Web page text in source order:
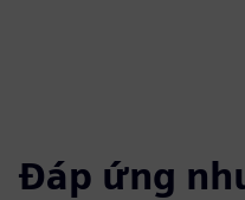
Đáp ứng